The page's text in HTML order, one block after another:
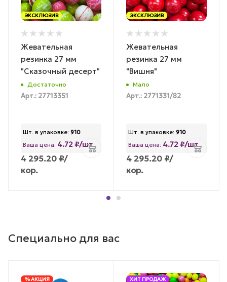
ЭКСКЛЮЗИВ
Жевательная
резинка 27 мм
"Сказочный десерт"
Достаточно
Арт.: 27713351
Шт. в упаковке: 910
Ваша цена: 4.72 ₽/шт
4 295.20 ₽/
кор.
ЭКСКЛЮЗИВ
Жевательная
резинка 27 мм
"Вишня"
Мало
Арт.: 2771331/82
Шт. в упаковке: 910
Ваша цена: 4.72 ₽/шт
4 295.20 ₽/
кор.
Специально для вас
% АКЦИЯ
ХИТ ПРОДАЖ